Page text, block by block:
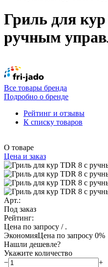
Гриль для
ручным
Все товары бренда
Подробно о бренде
Рейтинг и отзывы
К списку товаров
О товаре
Цена и заказ
Арт.:
Под заказ
Рейтинг:
Цена по запросу / .
ЭкономияЦена по запросу 0%
Нашли дешевле?
Укажите количество
−
+